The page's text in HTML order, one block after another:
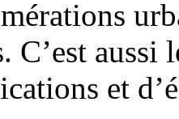
C’est aussi
et